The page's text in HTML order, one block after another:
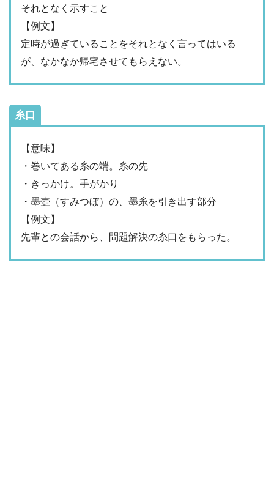
それとなく示すこと
【例文】
定時が過ぎていることをそれとなく言ってはいる
が、なかなか帰宅させてもらえない。
糸口
【意味】
・巻いてある糸の端。糸の先
・きっかけ。手がかり
・墨壺（すみつぼ）の、墨糸を引き出す部分
【例文】
先輩との会話から、問題解決の糸口をもらった。